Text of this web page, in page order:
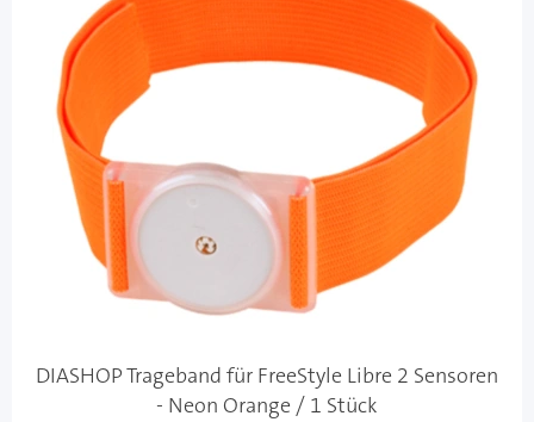
DIASHOP Trageband für FreeStyle Libre 2 Sensoren
- Neon Orange / 1 Stück